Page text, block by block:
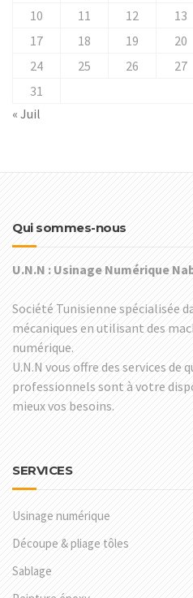
10
11 12 13
17
18 19 20
24
25 26 27
31
« Juil
Qui sommes-nous
U.N.N : Usinage Numérique
Société Tunisienne spécialisée
mécaniques en utilisant des
numérique.
U.N.N vous offre des services de
professionnels sont à votre
mieux vos besoins.
SERVICES
Usinage numérique
Découpe & pliage tôles
Sablage